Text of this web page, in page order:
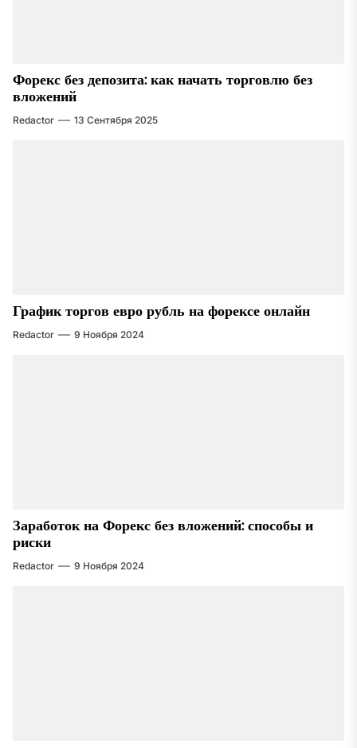
Форекс без депозита: как начать торговлю без
вложений
Redactor 13 Сентября 2025
График торгов евро рубль на форексе онлайн
Redactor 9 Ноября 2024
Заработок на Форекс без вложений: способы и
риски
Redactor 9 Ноября 2024